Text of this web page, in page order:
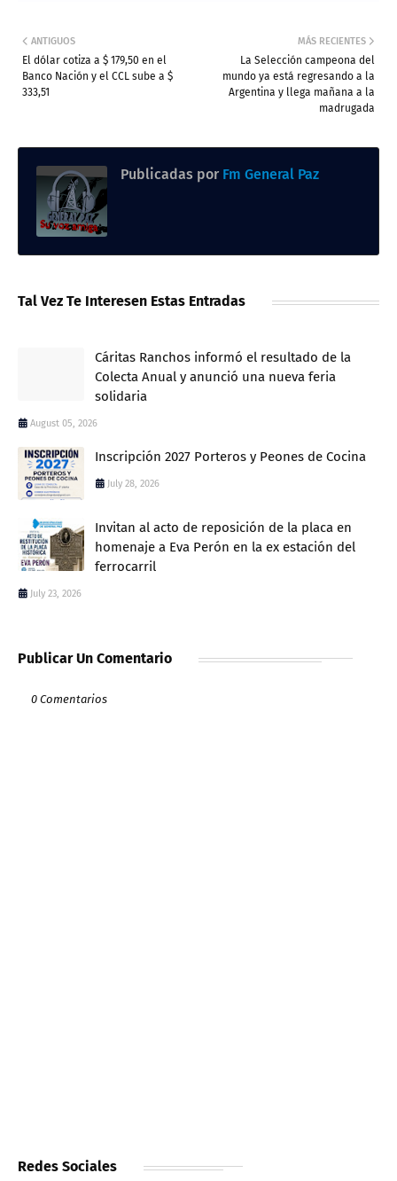
MÁS RECIENTES
La Selección campeona del
mundo ya está regresando a la
Argentina y llega mañana a la
madrugada
ANTIGUOS
El dólar cotiza a $ 179,50 en el
Banco Nación y el CCL sube a $
333,51
Publicadas por Fm General Paz
Tal Vez Te Interesen Estas Entradas
Cáritas Ranchos informó el resultado de la
Colecta Anual y anunció una nueva feria
solidaria
August 05, 2026
Inscripción 2027 Porteros y Peones de Cocina
July 28, 2026
Invitan al acto de reposición de la placa en
homenaje a Eva Perón en la ex estación del
ferrocarril
July 23, 2026
Publicar Un Comentario
0 Comentarios
Redes Sociales